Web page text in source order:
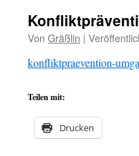
Von Gräßlin |
konfliktpraevention-
Teilen mit:
Drucken